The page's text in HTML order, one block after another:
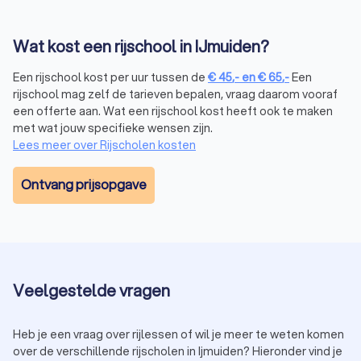
Voor wie zich snel en gemakkelijk door de stad wil
verplaatsen, zijn er scooterrijlessen beschikbaar. Hier leer je
de basis van het besturen van een scooter en de specifieke
verkeersregels die gelden voor scootergebruikers.
Aanhangerrijlessen (rijbewijs BE, B+)
Heb je al een rijbewijs B en wil je je vaardigheden uitbreiden
door met een aanhanger te rijden? Dan is een rijbewijs BE
vereist. Tijdens de aanhangerrijlessen leer je niet alleen hoe
rijscholen gespecialiseerd in
vrachtwagens
(rijbewijs C, CE, C1, C1E) en
Trustoo de beste rijscholen in IJmuiden.
Wat kost een rijschool in IJmuiden?
Een rijschool kost per uur tussen de €45,- en€65,-Een
rijschool mag zelf de tarieven bepalen, vraag daarom vooraf
een offerte aan. Wat een rijschool kost heeft ook te maken
met wat jouw specifieke wensen zijn.
Lees meer over Rijscholen kosten
Ontvang prijsopgave
Veelgestelde vragen
Heb je een vraag over rijlessen of wil je meer te weten komen
over de verschillende rijscholen in Ijmuiden? Hieronder vind je